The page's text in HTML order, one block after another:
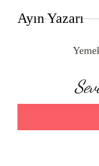
Ayın Yazarı